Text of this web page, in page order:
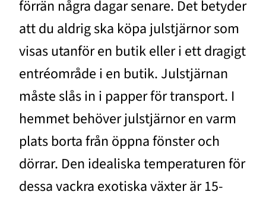
förrän några dagar senare. Det betyder
att du aldrig ska köpa julstjärnor som
visas utanför en butik eller i ett dragigt
entréområde i en butik. Julstjärnan
måste slås in i papper för transport. I
hemmet behöver julstjärnor en varm
plats borta från öppna fönster och
dörrar. Den idealiska temperaturen för
dessa vackra exotiska växter är 15-